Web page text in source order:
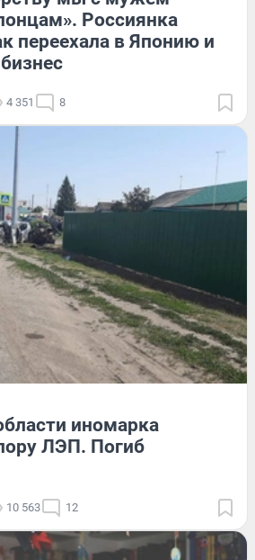
Россиянка
переехала в Японию и
4 351 8
иномарка
ЛЭП. Погиб
10 563 12